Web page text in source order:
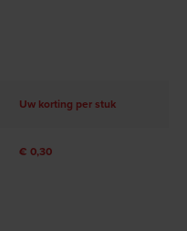
Uw korting per stuk
€ 0,30